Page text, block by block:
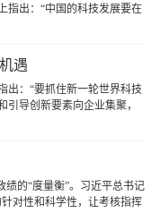
指出：“中国的科技发展要在
更好承担起我们的历史责
遇
出：“要抓住新一轮世界科技
导创新要素向企业集聚，
五五”规划纲要确定了未来
绩的“度量衡”。习近平总书记
对性和科学性，让考核指挥